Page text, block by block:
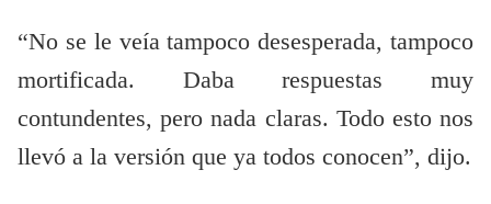
“No se le veía tampoco desesperada, tampoco
mortificada. Daba respuestas muy
contundentes, pero nada claras. Todo esto nos
llevó a la versión que ya todos conocen”, dijo.